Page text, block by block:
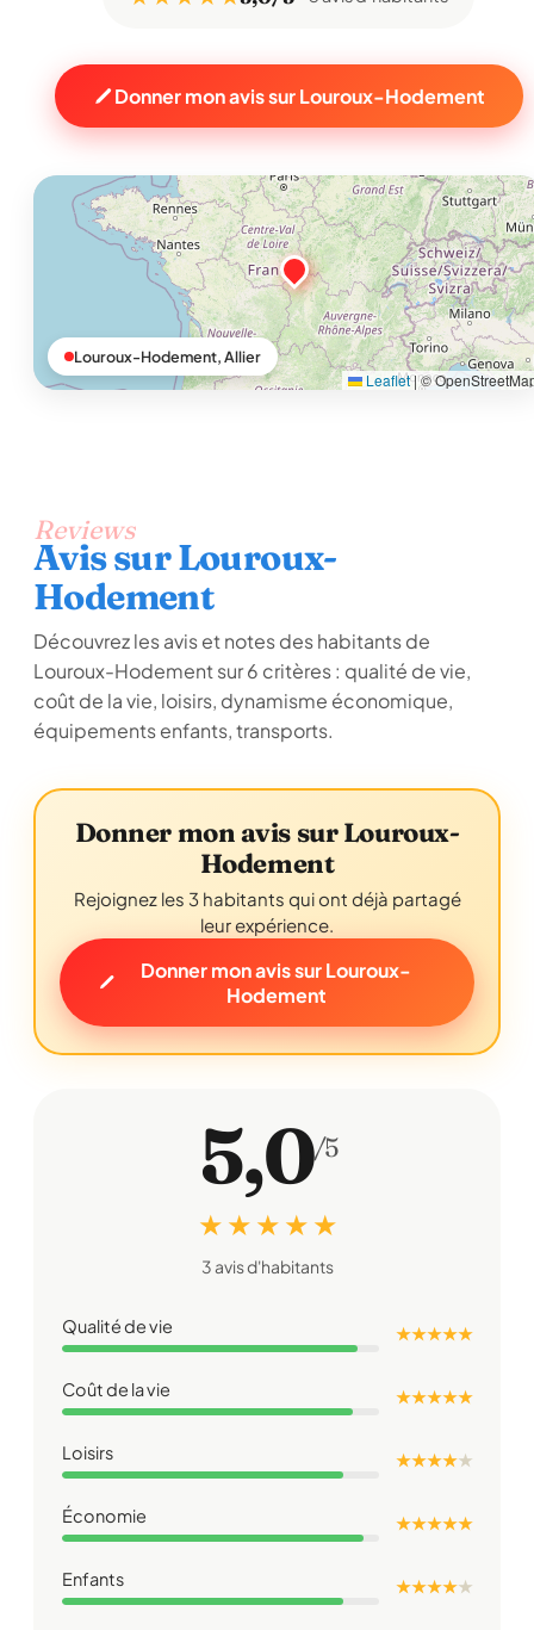
Donner mon avis sur Louroux-Hodement
Leaflet|©
Louroux-Hodement, Allier
Reviews
Avis sur Louroux-
Hodement
Découvrez les avis et notes des habitants de
Louroux-Hodement sur 6 critères : qualité de vie,
coût de la vie, loisirs, dynamisme économique,
équipements enfants, transports.
Donner mon avis sur Louroux-
Hodement
Rejoignez les 3 habitants qui ont déjà partagé
leur expérience.
Donner mon avis sur Louroux-
Hodement
5,0/5
★ ★ ★ ★ ★
3 avis d'habitants
Qualité de vie ★ ★ ★ ★ ★
Coût de la vie ★ ★ ★ ★ ★
Loisirs ★ ★ ★ ★★
Économie ★ ★ ★ ★ ★
Enfants ★ ★ ★ ★★